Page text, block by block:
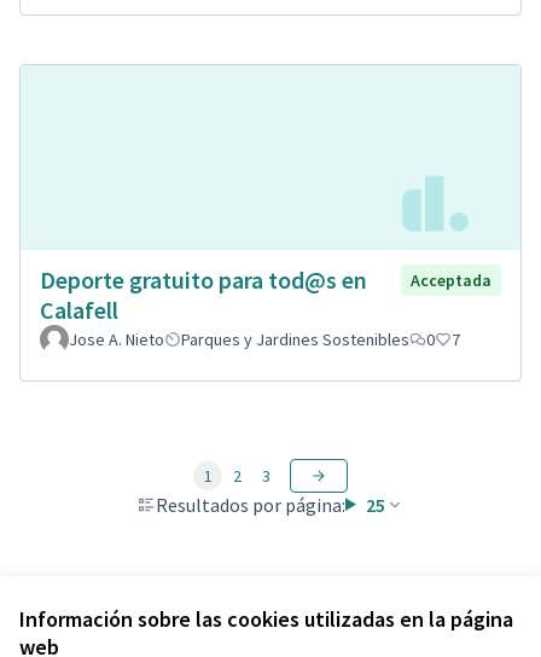
Información sobre las cookies utilizadas en la página
web
Deporte gratuito para tod@s en
Calafell
Acceptada
Jose A. Nieto Parques y Jardines Sostenibles 0 7
Resultados por página: 25
1 2 3
Ver todas las propuestas retiradas